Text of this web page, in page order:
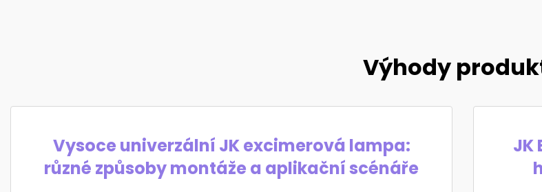
Výhody
Vysoce univerzální JK excimerová lampa:
různé způsoby montáže a aplikační scénáře
JK